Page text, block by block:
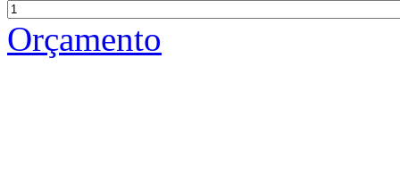
Orçamento